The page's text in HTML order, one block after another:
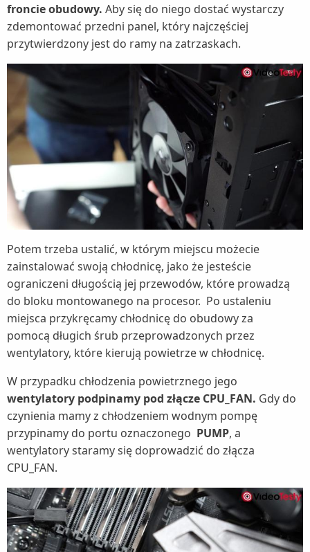
froncie obudowy. Aby się do niego dostać wystarczy
zdemontować przedni panel, który najczęściej
przytwierdzony jest do ramy na zatrzaskach.
Potem trzeba ustalić, w którym miejscu możecie
zainstalować swoją chłodnicę, jako że jesteście
ograniczeni długością jej przewodów, które prowadzą
do bloku montowanego na procesor. Po ustaleniu
miejsca przykręcamy chłodnicę do obudowy za
pomocą długich śrub przeprowadzonych przez
wentylatory, które kierują powietrze w chłodnicę.
W przypadku chłodzenia powietrznego jego
wentylatory podpinamy pod złącze CPU_FAN. Gdy do
czynienia mamy z chłodzeniem wodnym pompę
przypinamy do portu oznaczonego PUMP, a
wentylatory staramy się doprowadzić do złącza
CPU_FAN.